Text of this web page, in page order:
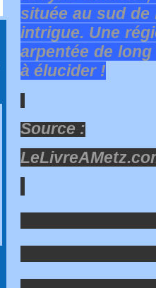
située au sud de
intrigue. Une
arpentée de
à élucider !
Source :